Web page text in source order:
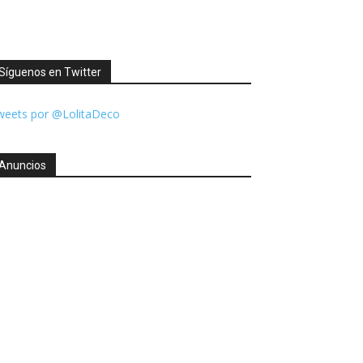
en Twitter
por @LolitaDeco